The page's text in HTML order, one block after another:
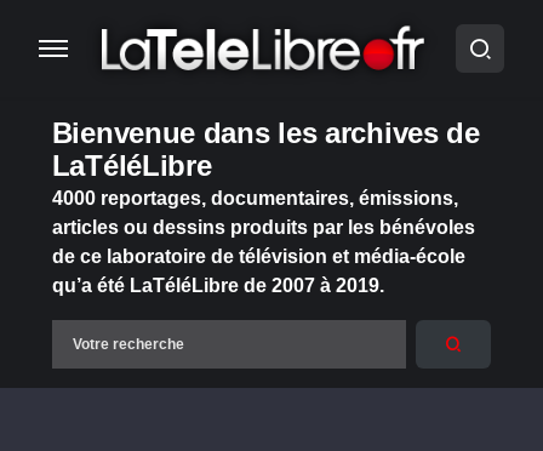
Bienvenue dans les archives de
LaTéléLibre
4000 reportages, documentaires, émissions,
articles ou dessins produits par les bénévoles
de ce laboratoire de télévision et média-école
qu’a été LaTéléLibre de 2007 à 2019.